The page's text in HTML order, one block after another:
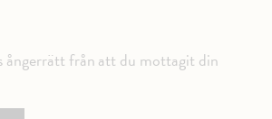
ångerrätt från att du mottagit din